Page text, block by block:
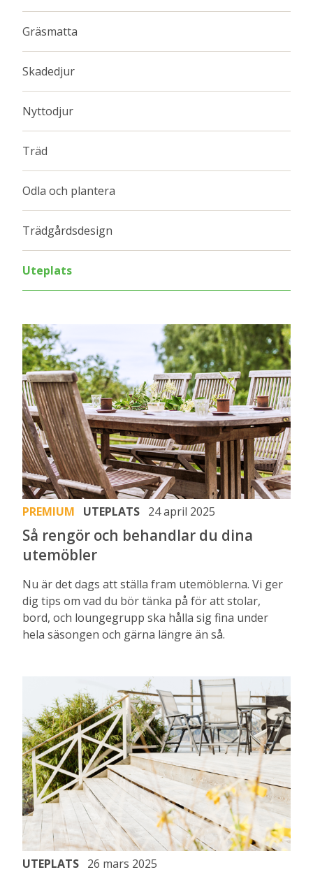
Gräsmatta
Skadedjur
Nyttodjur
Träd
Odla och plantera
Trädgårdsdesign
Uteplats
PREMIUM UTEPLATS 24 april 2025
Så rengör och behandlar du dina
utemöbler
Nu är det dags att ställa fram utemöblerna. Vi ger
dig tips om vad du bör tänka på för att stolar,
bord, och loungegrupp ska hålla sig fina under
hela säsongen och gärna längre än så.
UTEPLATS 26 mars 2025